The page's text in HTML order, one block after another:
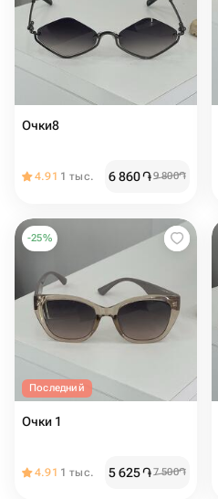
Очки8
4.91 1 тыс. 6 860֏9 800֏
-25%
Последний
Очки 1
4.91 1 тыс. 5 625֏7 500֏